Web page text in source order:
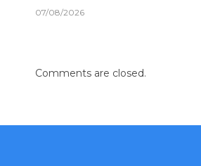
07/08/2026
Comments are closed.